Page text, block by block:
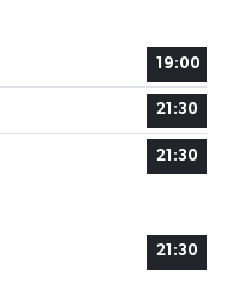
19:00
21:30
21:30
21:30